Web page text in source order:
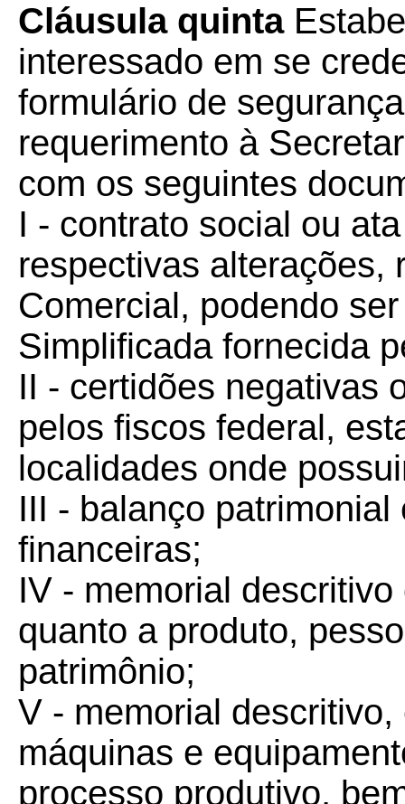
Cláusula quinta
interessado em se
formulário de
requerimento à
com os seguintes
I - contrato social ou
respectivas alterações,
Comercial, podendo
Simplificada fornecida
II - certidões negativas
pelos fiscos federal,
localidades onde
III - balanço
financeiras;
IV - memorial
quanto a produto,
patrimônio;
V - memorial
máquinas e
processo produtivo,